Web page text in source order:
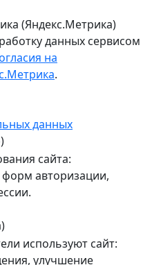
(Яндекс.Метрика)
данных сервисом
на
.
данных
сайта:
авторизации,
используют сайт:
улучшение